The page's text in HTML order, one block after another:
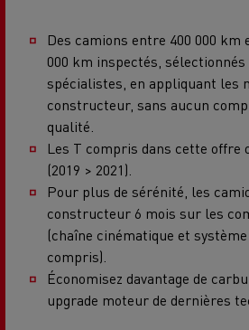
Des camions entre 400 000 km
000 km inspectés,
spécialistes, en appliquant les
constructeur, sans aucun
qualité.
Les T compris dans cette offre
(2019 > 2021).
Pour plus de sérénité, les
constructeur 6 mois sur les
(chaîne cinématique et
compris).
Économisez davantage de
upgrade moteur de dernières